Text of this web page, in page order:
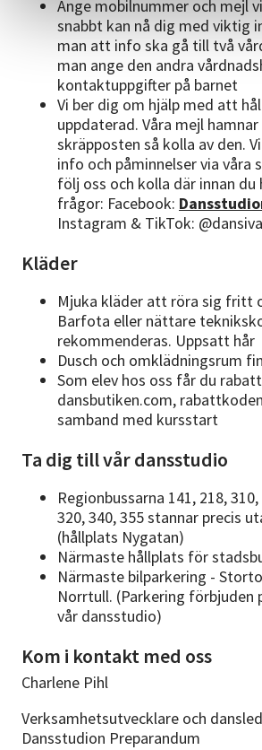
Ange mobilnummer och mejl
snabbt kan nå dig med viktig
man att info ska gå till två
man ange den andra
kontaktuppgifter på barnet
Vi ber dig om hjälp med att
uppdaterad. Våra mejl
skräpposten så kolla av den.
info och påminnelser via våra
följ oss och kolla där innan du
frågor: Facebook:
Instagram & TikTok:
Kläder
Mjuka kläder att röra sig fritt
Barfota eller nättare
rekommenderas. Uppsatt hår
Dusch och omklädningsrum
Som elev hos oss får du
dansbutiken.com,
samband med kursstart
Ta dig till vår dansstudio
Regionbussarna 141, 218,
320, 340, 355 stannar precis
(hållplats Nygatan)
Närmaste hållplats för
Närmaste bilparkering -
Norrtull. (Parkering förbjuden
vår dansstudio)
Kom i kontakt med oss
Charlene Pihl
Verksamhetsutvecklare och
Dansstudion Preparandum